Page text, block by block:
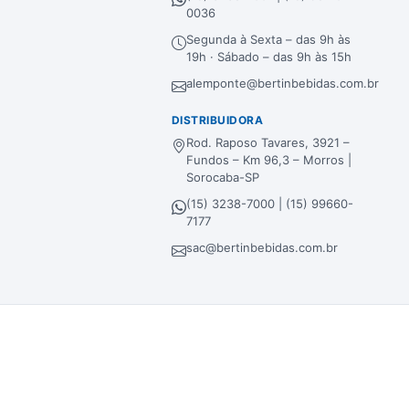
0036
Segunda à Sexta – das 9h às
19h · Sábado – das 9h às 15h
alemponte@bertinbebidas.com.br
DISTRIBUIDORA
Rod. Raposo Tavares, 3921 –
Fundos – Km 96,3 – Morros |
Sorocaba-SP
(15) 3238-7000 | (15) 99660-
7177
sac@bertinbebidas.com.br